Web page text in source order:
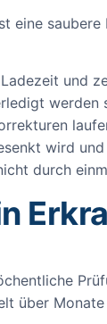
und
wird
durch
über